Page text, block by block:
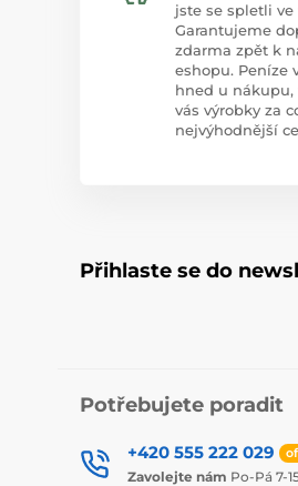
jste se spletli ve
Garantujeme
zdarma zpět k
eshopu. Peníze
hned u nákupu,
vás výrobky za
nejvýhodnější
Přihlaste se do
Potřebujete poradit
+420 555 222 029
Zavolejte nám Po-Pá 7-